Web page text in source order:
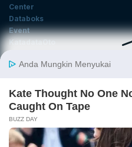
Center
Databoks
Event
KatadataOto
Email